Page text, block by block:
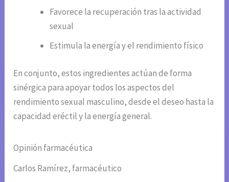
Favorece la recuperación tras la actividad
sexual
Estimula la energía y el rendimiento físico
En conjunto, estos ingredientes actúan de forma
sinérgica para apoyar todos los aspectos del
rendimiento sexual masculino, desde el deseo hasta la
capacidad eréctil y la energía general.
Opinión farmacéutica
Carlos Ramírez, farmacéutico